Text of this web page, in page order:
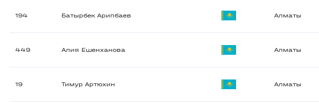
194 Батырбек Арипбаев Алматы
449 Алия Ешенханова Алматы
19 Тимур Артюхин Алматы